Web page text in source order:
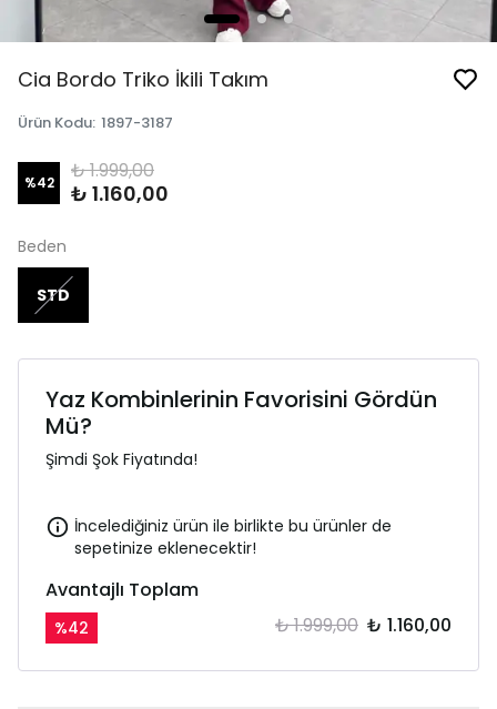
Cia Bordo Triko İkili Takım
Ürün Kodu: 1897-3187
%42 ₺ 1.999,00
₺ 1.160,00
Beden
STD
Yaz Kombinlerinin Favorisini Gördün
Mü?
Şimdi Şok Fiyatında!
İncelediğiniz ürün ile birlikte bu ürünler de
sepetinize eklenecektir!
Avantajlı Toplam
%42 ₺ 1.999,00 ₺ 1.160,00